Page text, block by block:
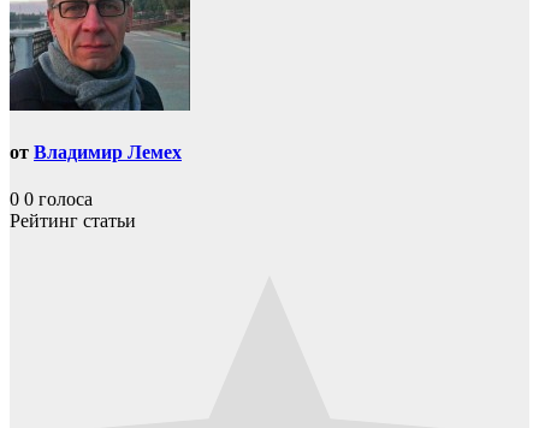
от Владимир Лемех
0 0 голоса
Рейтинг статьи